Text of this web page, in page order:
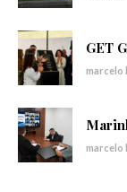
GET
marcelo
marcelo